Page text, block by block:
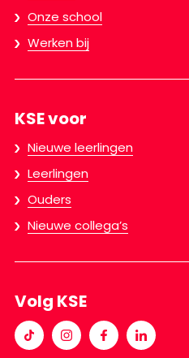
Onze school
Werken bij
KSE voor
Nieuwe leerlingen
Leerlingen
Ouders
Nieuwe collega’s
Volg KSE